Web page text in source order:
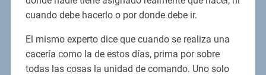
cuando debe hacerlo o por donde debe ir.
El mismo experto dice que cuando se realiza una
cacería como la de estos días, prima por sobre
todas las cosas la unidad de comando. Uno solo